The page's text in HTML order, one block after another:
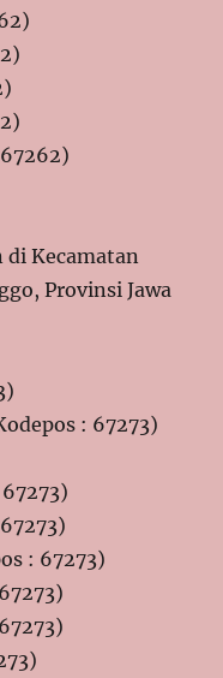
di Kecamatan
Provinsi Jawa
: 67273)
: 67273)